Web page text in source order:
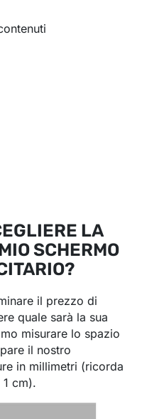
LA
SCHERMO
il prezzo di
quale sarà la sua
misurare lo spazio
il nostro
in millimetri (ricorda
cm).